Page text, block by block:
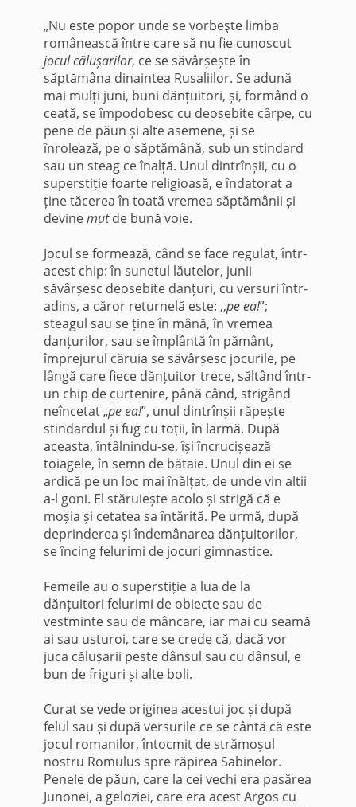
„Nu este popor unde se vorbeşte limba
românească între care să nu fie cunoscut
jocul călușarilor, ce se săvârșește în
săptămâna dinaintea Rusaliilor. Se adună
mai mulți juni, buni dănțuitori, și, formând o
ceată, se împodobesc cu deosebite cârpe, cu
pene de păun și alte asemene, și se
înrolează, pe o săptămână, sub un stindard
sau un steag ce înalță. Unul dintrînșii, cu o
superstiție foarte religioasă, e îndatorat a
ține tăcerea în toată vremea săptămânii și
devinemutde bună voie.
Jocul se formează, când se face regulat, într-
acest chip: în sunetul lăutelor, junii
săvârșesc deosebite danțuri, cu versuri într-
adins, a căror returnelă este: ,,pe ea!”;
steagul sau se ține în mână, în vremea
danțurilor, sau se împlântă în pământ,
împrejurul căruia se săvârșesc jocurile, pe
lângă care fiece dănțuitor trece, săltând într-
un chip de curtenire, până când, strigând
neîncetat „pe ea!”, unul dintrînșii răpește
stindardul și fug cu toții, în larmă. După
aceasta, întâlnindu-se, își încrucișează
toiagele, în semn de bătaie. Unul din ei se
ardică pe un loc mai înălțat, de unde vin altii
a-l goni. El stăruiește acolo și strigă că e
moșia și cetatea sa întărită. Pe urmă, după
deprinderea și îndemânarea dănțuitorilor,
se încing felurimi de jocuri gimnastice.
Femeile au o superstiție a lua de la
dănțuitori felurimi de obiecte sau de
vestminte sau de mâncare, iar mai cu seamă
ai sau usturoi, care se crede că, dacă vor
juca călușarii peste dânsul sau cu dânsul, e
bun de friguri și alte boli.
Curat se vede originea acestui joc și după
felul sau și după versurile ce se cântă că este
jocul romanilor, întocmit de strămoșul
nostru Romulus spre răpirea Sabinelor.
Penele de păun, care la cei vechi era pasărea
Junonei, a geloziei, care era acest Argos cu